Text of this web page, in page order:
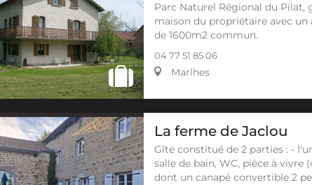
Parc Naturel Régional du Pilat,
maison du propriétaire avec
de 1600m2 commun.
04 77 51 85 06
Marlhes
La ferme de Jaclou
Gîte constitué de 2 parties : -
salle de bain, WC, pièce à vivre
dont un canapé convertible 2